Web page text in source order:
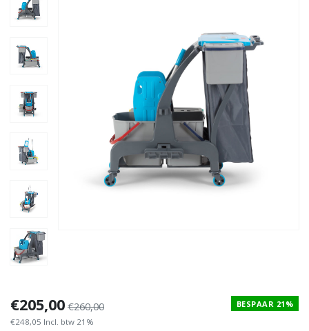
€205,00 €260,00
€248,05 Incl. btw 21%
BESPAAR 21%